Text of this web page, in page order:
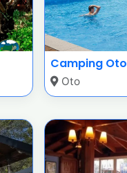
Camping Oto
Oto